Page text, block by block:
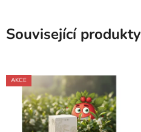
Související produkty
AKCE